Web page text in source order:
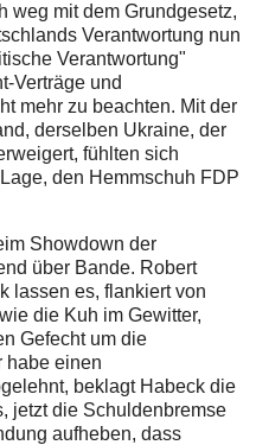
weg mit dem Grundgesetz,
Verantwortung nun
Verantwortung"
Verträge und
mehr zu beachten. Mit der
derselben Ukraine, der
fühlten sich
den Hemmschuh FDP
Showdown der
über Bande. Robert
lassen es, flankiert von
die Kuh im Gewitter,
Gefecht um die
habe einen
beklagt Habeck die
jetzt die Schuldenbremse
aufheben, dass